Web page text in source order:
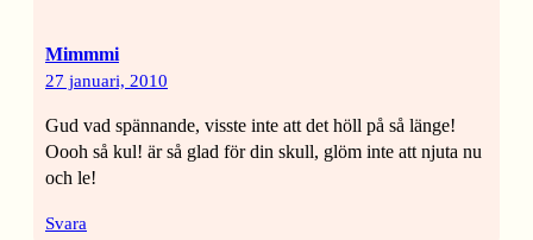
Mimmmi
27 januari, 2010
Gud vad spännande, visste inte att det höll på så länge!
Oooh så kul! är så glad för din skull, glöm inte att njuta nu
och le!
Svara